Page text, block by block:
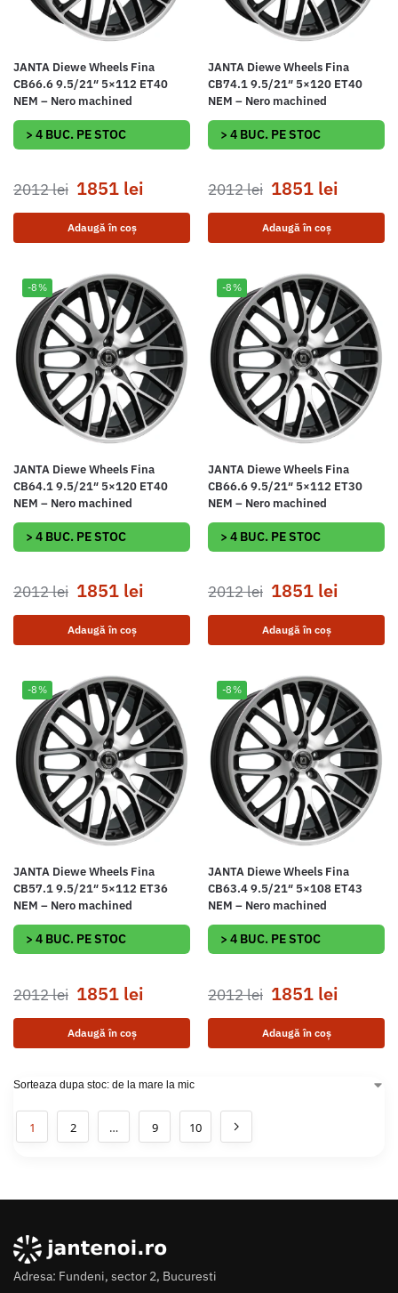
JANTA Diewe Wheels Fina
CB66.6 9.5/21″ 5×112 ET40
NEM – Nero machined
> 4 BUC. PE STOC
2012lei 1851 lei
Adaugă în coș
JANTA Diewe Wheels Fina
CB74.1 9.5/21″ 5×120 ET40
NEM – Nero machined
> 4 BUC. PE STOC
2012lei 1851 lei
Adaugă în coș
-8%
JANTA Diewe Wheels Fina
CB64.1 9.5/21″ 5×120 ET40
NEM – Nero machined
> 4 BUC. PE STOC
2012lei 1851 lei
Adaugă în coș
-8%
JANTA Diewe Wheels Fina
CB66.6 9.5/21″ 5×112 ET30
NEM – Nero machined
> 4 BUC. PE STOC
2012lei 1851 lei
Adaugă în coș
-8%
JANTA Diewe Wheels Fina
CB57.1 9.5/21″ 5×112 ET36
NEM – Nero machined
> 4 BUC. PE STOC
2012lei 1851 lei
Adaugă în coș
-8%
JANTA Diewe Wheels Fina
CB63.4 9.5/21″ 5×108 ET43
NEM – Nero machined
> 4 BUC. PE STOC
2012lei 1851 lei
Adaugă în coș
1 2 … 9 10
Adresa: Fundeni, sector 2, Bucuresti